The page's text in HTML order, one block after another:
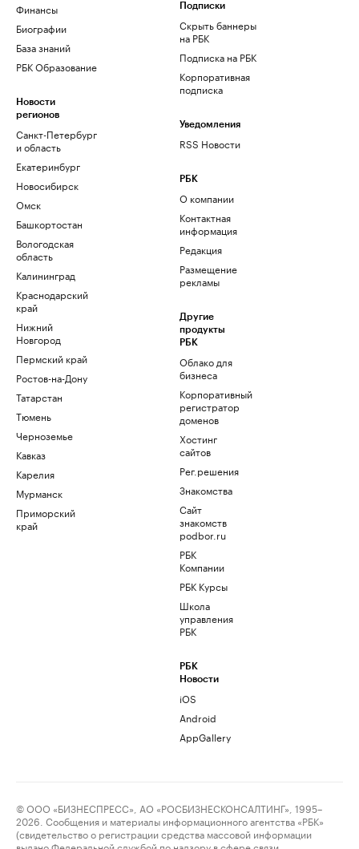
Финансы
Биографии
База знаний
РБК Образование
Новости
регионов
Санкт-Петербург
и область
Екатеринбург
Новосибирск
Омск
Башкортостан
Вологодская
область
Калининград
Краснодарский
край
Нижний
Новгород
Пермский край
Ростов-на-Дону
Татарстан
Тюмень
Черноземье
Кавказ
Карелия
Мурманск
Приморский
край
Подписки
Скрыть баннеры
на РБК
Подписка на РБК
Корпоративная
подписка
Уведомления
RSS Новости
РБК
О компании
Контактная
информация
Редакция
Размещение
рекламы
Другие
продукты
РБК
Облако для
бизнеса
Корпоративный
регистратор
доменов
Хостинг
сайтов
Рег.решения
Знакомства
Сайт
знакомств
podbor.ru
РБК
Компании
РБК Курсы
Школа
управления
РБК
РБК
Новости
iOS
Android
AppGallery
© ООО «БИЗНЕСПРЕСС», АО «РОСБИЗНЕСКОНСАЛТИНГ», 1995–
2026. Сообщения и материалы информационного агентства «РБК»
(свидетельство о регистрации средства массовой информации